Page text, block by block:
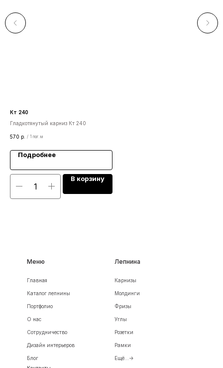
Кт 240
Гладкотянутый карниз Кт 240
570 р. / 1 пог. м
Подробнее
В корзину
Меню
Главная
О нас
Каталог лепнины
Портфолио
Сотрудничество
Дизайн интерьеров
Блог
Лепнина
Карнизы
Молдинги
Фризы
Углы
Розетки
Рамки
Ещё...->